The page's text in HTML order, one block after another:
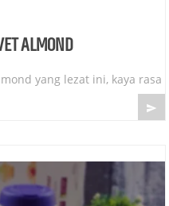
ALMOND
yang lezat ini, kaya rasa
